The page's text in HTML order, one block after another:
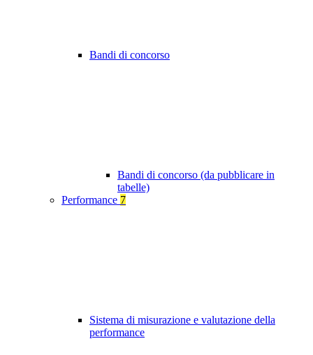
Bandi di concorso
Bandi di concorso (da pubblicare in
tabelle)
Performance 7
Sistema di misurazione e valutazione della
performance